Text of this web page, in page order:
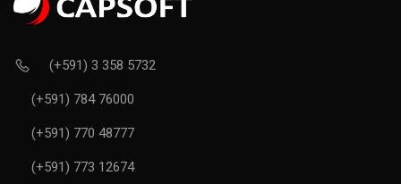
(+591) 3 358 5732
(+591) 784 76000
(+591) 770 48777
(+591) 773 12674